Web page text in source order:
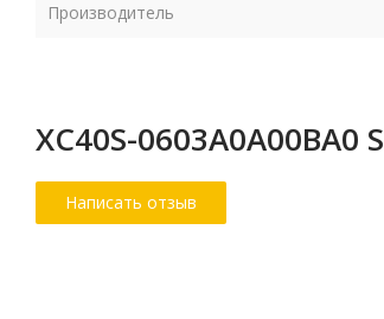
Производитель
XC40S-0603A0A00BA0